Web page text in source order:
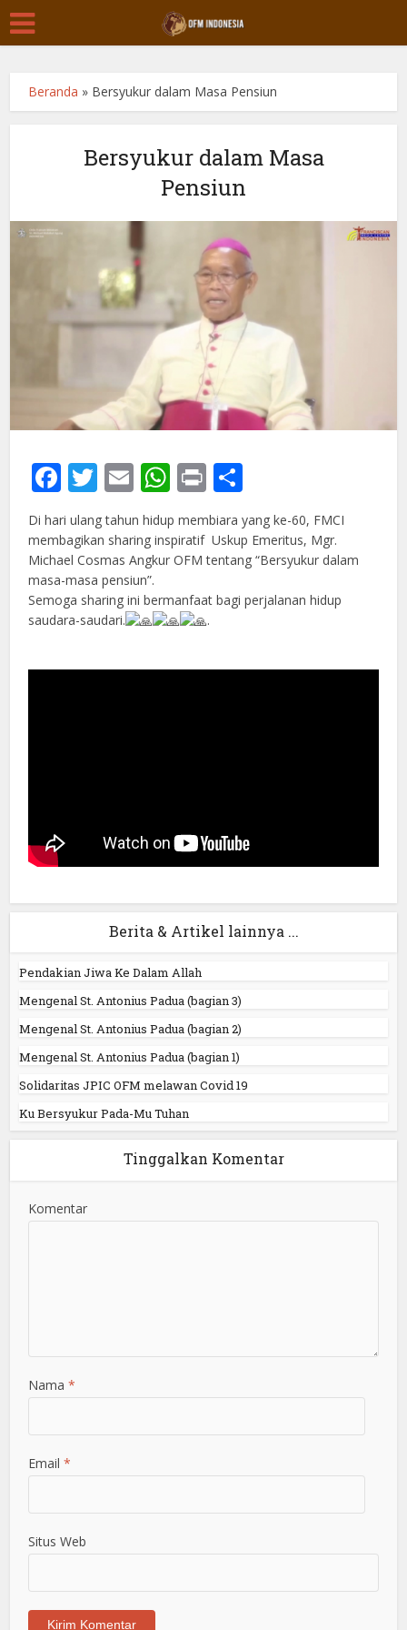
Beranda » Bersyukur dalam Masa Pensiun
Bersyukur dalam Masa
Pensiun
Facebook
Twitter
EmailWhatsApp
Print
Di hari ulang tahun hidup membiara yang ke-60, FMCI
membagikan sharing inspiratif Uskup Emeritus, Mgr.
Michael Cosmas Angkur OFM tentang “Bersyukur dalam
masa-masa pensiun”.
Semoga sharing ini bermanfaat bagi perjalanan hidup
saudara-saudari.
.
Berita & Artikel lainnya ...
Pendakian Jiwa Ke Dalam Allah
Mengenal St. Antonius Padua (bagian 3)
Mengenal St. Antonius Padua (bagian 2)
Mengenal St. Antonius Padua (bagian 1)
Solidaritas JPIC OFM melawan Covid 19
Ku Bersyukur Pada-Mu Tuhan
Tinggalkan Komentar
Komentar
Nama*
Email*
Situs Web